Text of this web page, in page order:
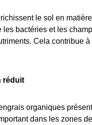
le sol en
les bactéries et les
Cela contribue
réduit
organiques
dans les zones